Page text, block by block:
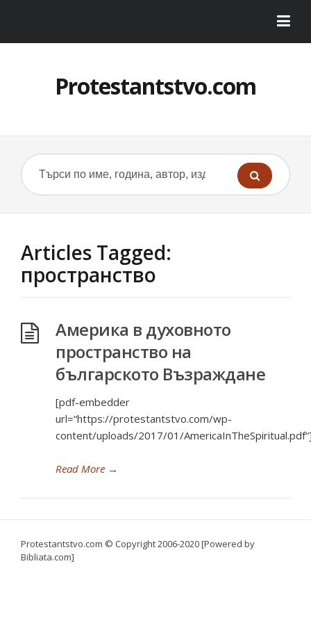
Protestantstvo.com
Articles Tagged:
пространство
Америка в духовното
пространство на
българското Възраждане
[pdf-embedder
url=“https://protestantstvo.com/wp-
content/uploads/2017/01/
Read More →
Protestantstvo.com © Copyright 2006-2020 [Powered by
Bibliata.com]